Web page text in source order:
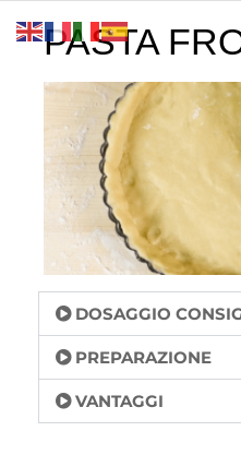
PASTA
DOSAGGIO
PREPARAZIONE
VANTAGGI